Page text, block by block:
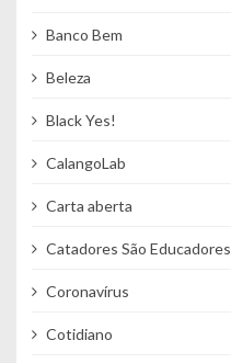
Banco Bem
Beleza
Black Yes!
CalangoLab
Carta aberta
Catadores São Educadores
Coronavírus
Cotidiano